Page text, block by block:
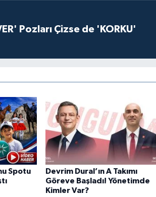
Pozları Çizse de 'KORKU'
Spotu
Devrim Dural’ın A Takımı
Göreve Başladı! Yönetimde
Kimler Var?